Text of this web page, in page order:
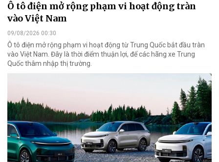
Ô tô điện mở rộng phạm vi hoạt động tràn
vào Việt Nam
09/08/2026 00:30
Ô tô điện mở rộng phạm vi hoạt động từ Trung Quốc bắt đầu tràn
vào Việt Nam. Đây là thời điểm thuận lợi, để các hãng xe Trung
Quốc thâm nhập thị trường.